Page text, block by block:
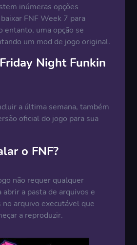
inúmeras opções
FNF Week 7 para
entanto, uma opção se
um mod de jogo original.
Night Funkin
a última semana, também
oficial do jogo para sua
o FNF?
não requer qualquer
abrir a pasta de arquivos e
no arquivo executável que
a reproduzir.